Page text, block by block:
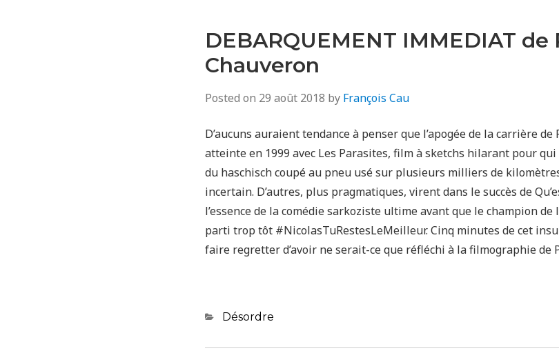
DEBARQUEMENT IMMEDIAT
Chauveron
Posted on 29 août 2018 by François Cau
D’aucuns auraient tendance à penser que l’apogée de la carrière
atteinte en 1999 avec Les Parasites, film à sketchs hilarant pour
du haschisch coupé au pneu usé sur plusieurs milliers de
incertain. D’autres, plus pragmatiques, virent dans le succès de
l’essence de la comédie sarkoziste ultime avant que le champion
parti trop tôt #NicolasTuRestesLeMeilleur. Cinq minutes de cet
faire regretter d’avoir ne serait-ce que réfléchi à la filmographie de
Categories
Désordre